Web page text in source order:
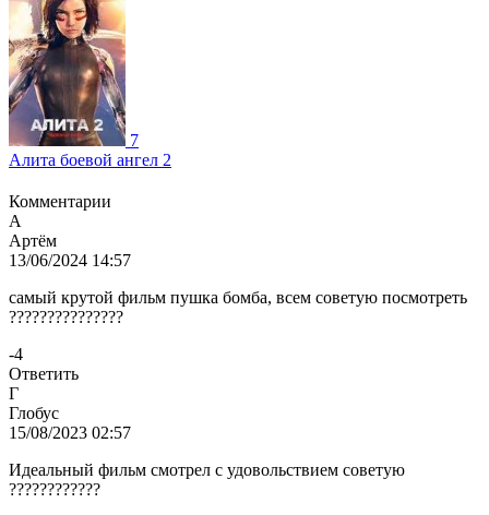
7
Алита боевой ангел 2
Комментарии
А
Артём
13/06/2024 14:57
самый крутой фильм пушка бомба, всем советую посмотреть
???????????????
-4
Ответить
Г
Глобус
15/08/2023 02:57
Идеальный фильм смотрел с удовольствием советую
????????????